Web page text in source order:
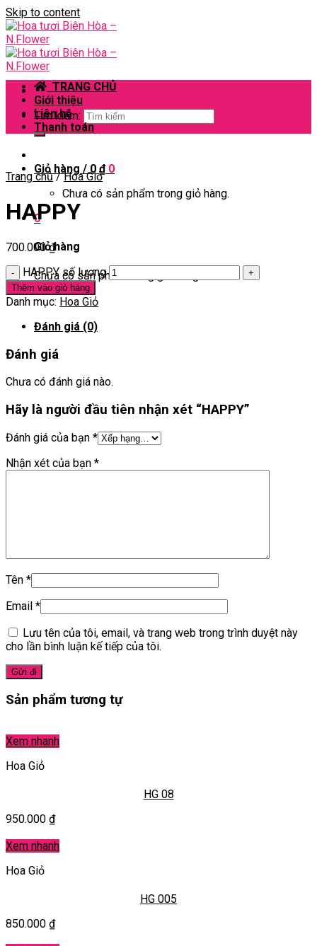
Skip to content
Tìm kiếm:
Giỏ hàng /0₫ 0
Chưa có sản phẩm trong giỏ hàng.
0
Giỏ hàng
Chưa có sản phẩm trong giỏ hàng.
TRANG CHỦ
Giới thiệu
Liên hệ
Thanh toán
Trang chủ / Hoa Giỏ
HAPPY
700.000₫
HAPPY số lượng
Thêm vào giỏ hàng
Danh mục: Hoa Giỏ
Đánh giá (0)
Đánh giá
Chưa có đánh giá nào.
Hãy là người đầu tiên nhận xét “HAPPY”
Đánh giá của bạn *
Nhận xét của bạn *
Tên *
Email *
Lưu tên của tôi, email, và trang web trong trình duyệt này
cho lần bình luận kế tiếp của tôi.
Sản phẩm tương tự
Xem nhanh
Hoa Giỏ
HG 08
950.000 ₫
Xem nhanh
Hoa Giỏ
HG 005
850.000 ₫